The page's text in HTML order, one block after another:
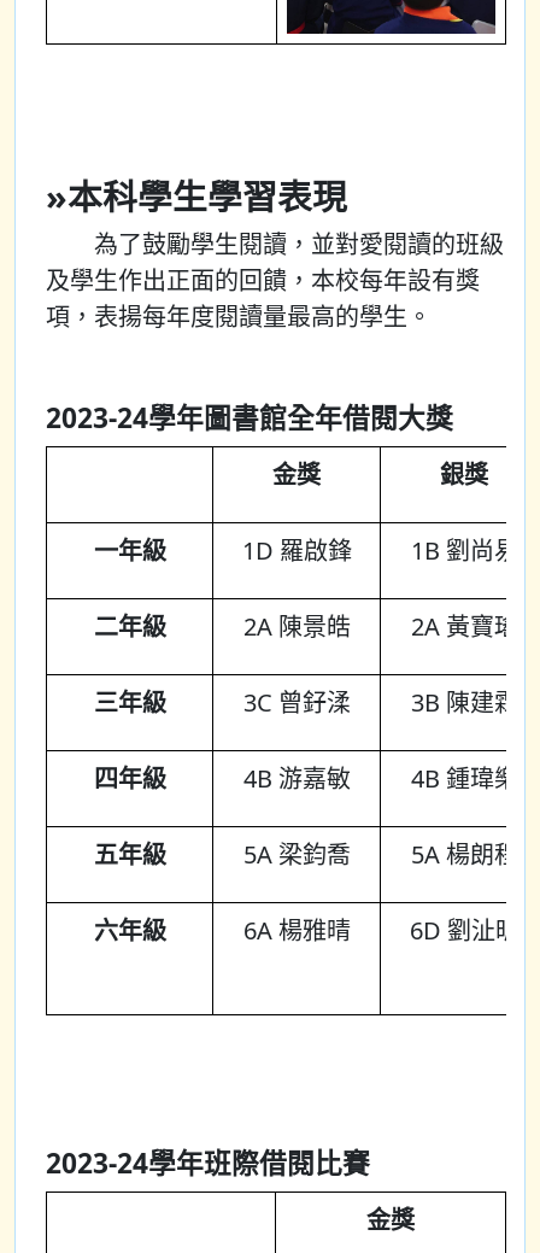
»本科學生學習表現
為了鼓勵學生閱讀，並對愛閱讀的班級
及學生作出正面的回饋，本校每年設有獎
項，表揚每年度閱讀量最高的學生。
2023-24學年圖書館全年借閱大獎
金獎 銀獎
一年級 1D 羅啟鋒 1B 劉尚易
二年級 2A 陳景皓 2A 黃寶瑤
三年級 3C 曾釨渘 3B 陳建霖
四年級 4B 游嘉敏 4B 鍾瑋樂
五年級 5A 梁鈞喬 5A 楊朗程
六年級 6A 楊雅晴 6D 劉沚昕
2023-24學年班際借閱比賽
金獎